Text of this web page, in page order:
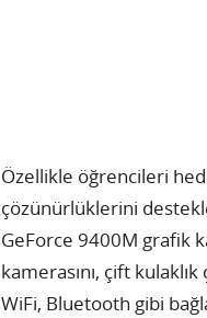
Özellikle öğrencileri
çözünürlüklerini
GeForce 9400M grafik
kamerasını, çift kulaklık
WiFi, Bluetooth gibi